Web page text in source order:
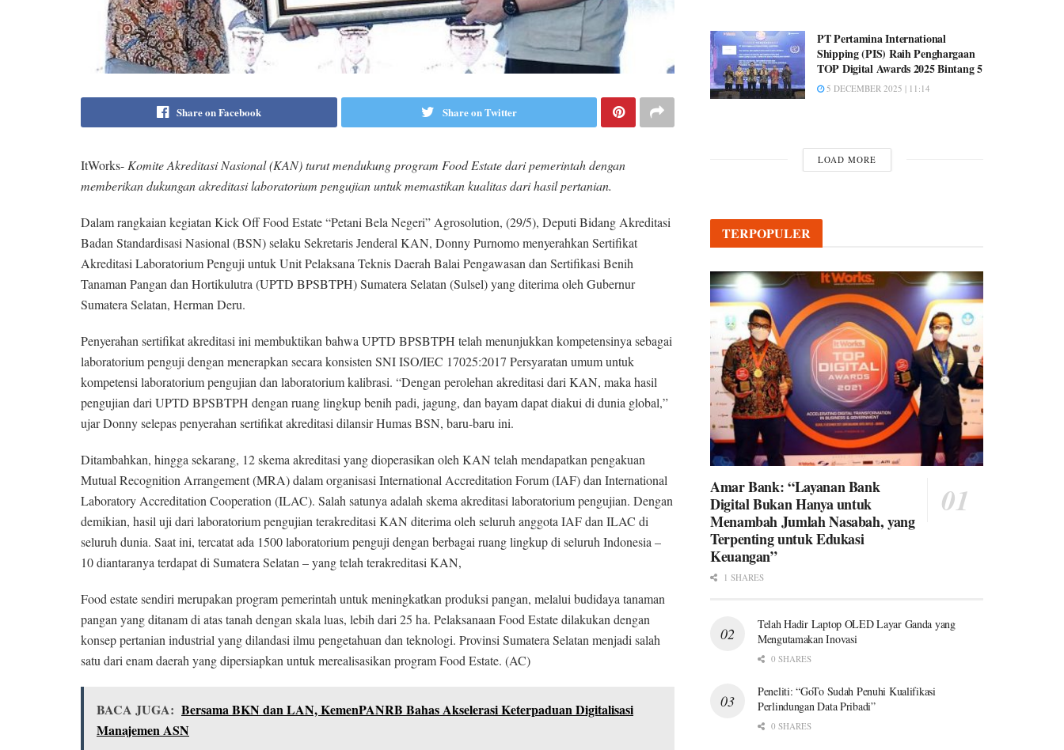
Share on Facebook Share on Twitter
ItWorks- Komite Akreditasi Nasional (KAN) turut mendukung program Food Estate dari pemerintah dengan
memberikan dukungan akreditasi laboratorium pengujian untuk memastikan kualitas dari hasil pertanian.
Dalam rangkaian kegiatan Kick Off Food Estate “Petani Bela Negeri” Agrosolution, (29/5), Deputi Bidang Akreditasi
Badan Standardisasi Nasional (BSN) selaku Sekretaris Jenderal KAN, Donny Purnomo menyerahkan Sertifikat
Akreditasi Laboratorium Penguji untuk Unit Pelaksana Teknis Daerah Balai Pengawasan dan Sertifikasi Benih
Tanaman Pangan dan Hortikulutra (UPTD BPSBTPH) Sumatera Selatan (Sulsel) yang diterima oleh Gubernur
Sumatera Selatan, Herman Deru.
Penyerahan sertifikat akreditasi ini membuktikan bahwa UPTD BPSBTPH telah menunjukkan kompetensinya sebagai
laboratorium penguji dengan menerapkan secara konsisten SNI ISO/IEC 17025:2017 Persyaratan umum untuk
kompetensi laboratorium pengujian dan laboratorium kalibrasi. “Dengan perolehan akreditasi dari KAN, maka hasil
pengujian dari UPTD BPSBTPH dengan ruang lingkup benih padi, jagung, dan bayam dapat diakui di dunia global,”
ujar Donny selepas penyerahan sertifikat akreditasi dilansir Humas BSN, baru-baru ini.
Ditambahkan, hingga sekarang, 12 skema akreditasi yang dioperasikan oleh KAN telah mendapatkan pengakuan
Mutual Recognition Arrangement (MRA) dalam organisasi International Accreditation Forum (IAF) dan International
Laboratory Accreditation Cooperation (ILAC). Salah satunya adalah skema akreditasi laboratorium pengujian. Dengan
demikian, hasil uji dari laboratorium pengujian terakreditasi KAN diterima oleh seluruh anggota IAF dan ILAC di
seluruh dunia. Saat ini, tercatat ada 1500 laboratorium penguji dengan berbagai ruang lingkup di seluruh Indonesia –
10 diantaranya terdapat di Sumatera Selatan – yang telah terakreditasi KAN,
Food estate sendiri merupakan program pemerintah untuk meningkatkan produksi pangan, melalui budidaya tanaman
pangan yang ditanam di atas tanah dengan skala luas, lebih dari 25 ha. Pelaksanaan Food Estate dilakukan dengan
konsep pertanian industrial yang dilandasi ilmu pengetahuan dan teknologi. Provinsi Sumatera Selatan menjadi salah
satu dari enam daerah yang dipersiapkan untuk merealisasikan program Food Estate. (AC)
BACA JUGA: Bersama BKN dan LAN, KemenPANRB Bahas Akselerasi Keterpaduan Digitalisasi
Manajemen ASN
PT Pertamina International
Shipping (PIS) Raih Penghargaan
TOP Digital Awards 2025 Bintang 5
5 DECEMBER 2025 | 11:14
LOAD MORE
TERPOPULER
Amar Bank: “Layanan Bank
Digital Bukan Hanya untuk
Menambah Jumlah Nasabah, yang
Terpenting untuk Edukasi
Keuangan”
1 SHARES
Telah Hadir Laptop OLED Layar Ganda yang
Mengutamakan Inovasi
0 SHARES
Peneliti: “GoTo Sudah Penuhi Kualifikasi
Perlindungan Data Pribadi”
0 SHARES